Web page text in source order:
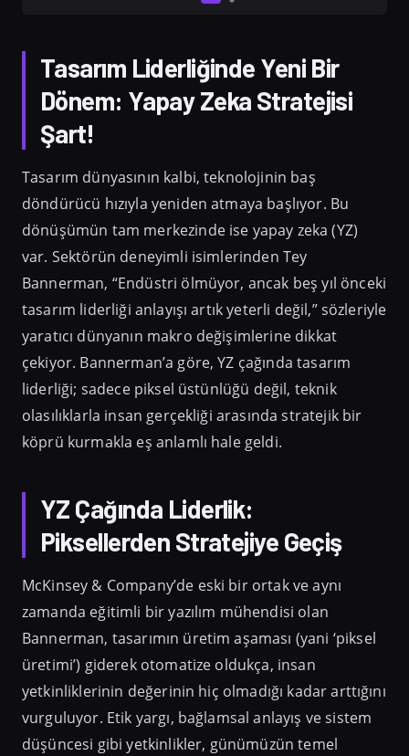
Tasarım Liderliğinde Yeni Bir
Dönem: Yapay Zeka Stratejisi
Şart!
Tasarım dünyasının kalbi, teknolojinin baş
döndürücü hızıyla yeniden atmaya başlıyor. Bu
dönüşümün tam merkezinde ise yapay zeka (YZ)
var. Sektörün deneyimli isimlerinden Tey
Bannerman, “Endüstri ölmüyor, ancak beş yıl önceki
tasarım liderliği anlayışı artık yeterli değil,” sözleriyle
yaratıcı dünyanın makro değişimlerine dikkat
çekiyor. Bannerman’a göre, YZ çağında tasarım
liderliği; sadece piksel üstünlüğü değil, teknik
olasılıklarla insan gerçekliği arasında stratejik bir
köprü kurmakla eş anlamlı hale geldi.
YZ Çağında Liderlik:
Piksellerden Stratejiye Geçiş
McKinsey & Company’de eski bir ortak ve aynı
zamanda eğitimli bir yazılım mühendisi olan
Bannerman, tasarımın üretim aşaması (yani ‘piksel
üretimi’) giderek otomatize oldukça, insan
yetkinliklerinin değerinin hiç olmadığı kadar arttığını
vurguluyor. Etik yargı, bağlamsal anlayış ve sistem
düşüncesi gibi yetkinlikler, günümüzün temel